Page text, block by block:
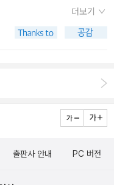
르는 이름에 불과 하다
아닌 것과 마찬가지이
다를 실천하는 것이라고
이다. 인간은 건너가도
한다.스위스 조각가, 자
가 무엇인지를 스스로에
제 다 낫고 새살이 돋으
아. 넘보거나 지켜볼 까
다. 일찍 깨워야 하지 않
진단다. 2026.7.21.불.ㅍ
미래세대를 위한 우리말과
더보기
출판사 안내 PC 버전